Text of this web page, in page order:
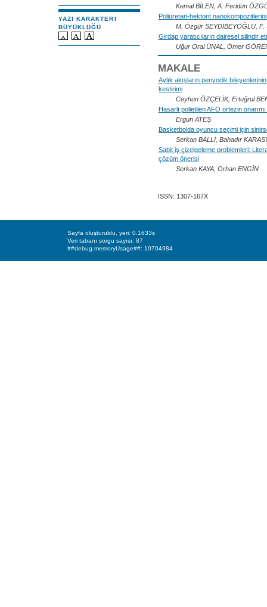
YAZI KARAKTERI
BÜYÜKLÜĞÜ
Kemal BİLEN, A. Feridun
Poliüretan-hektorit
M. Özgür SEYDİBEYOĞLU, F.
Girdap yaratıcıların dairesel silindir
Uğur Oral ÜNAL, Ömer
MAKALE
Aylık akışların periyodik
kestirimi
Ceyhun ÖZÇELİK, Ertuğrul
Hasarlı polietilen AFO ortezin
Ergun ATEŞ
Basketbolda oyuncu seçimi için
Serkan BALLI, Bahadır
Sabit iş çizelgeleme problemleri:
çözüm önerisi
Serkan KAYA, Orhan ENGİN
ISSN: 1307-167X
Sayfa oluşturuldu, yeri: 0.1633s
Veri tabanı sorgu sayısı: 87
##debug.memoryUsage##: 10704984